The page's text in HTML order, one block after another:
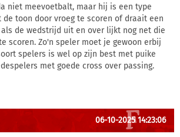
niet meevoetbalt, maar hij is een type
toon door vroeg te scoren of draait een
de wedstrijd uit en over lijkt nog net die
scoren. Zo'n speler moet je gewoon erbij
spelers is wel op zijn best met puike
met goede cross over passing.
06-10-2025 14:23:06